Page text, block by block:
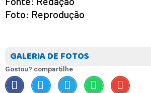
Foto: Reprodução
GALERIA DE FOTOS
Gostou? compartilhe